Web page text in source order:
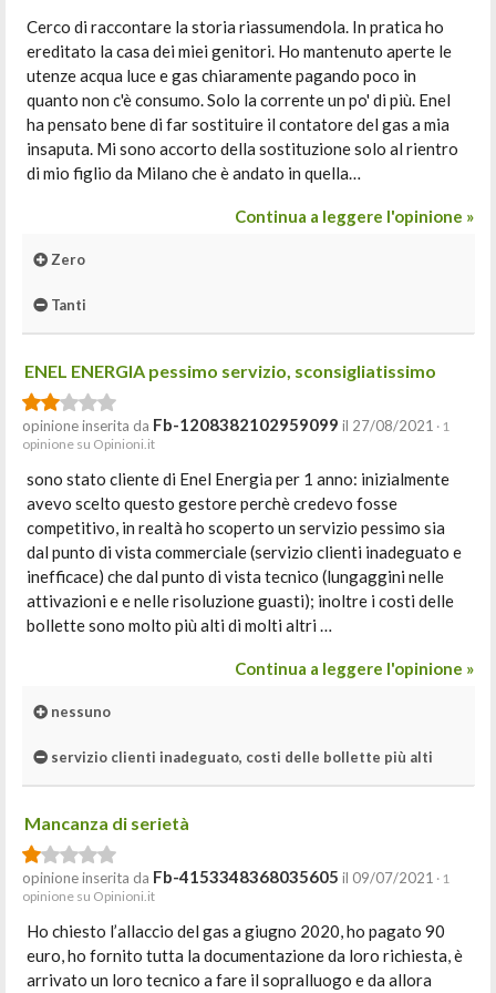
Cerco di raccontare la storia riassumendola. In pratica ho
ereditato la casa dei miei genitori. Ho mantenuto aperte le
utenze acqua luce e gas chiaramente pagando poco in
quanto non c'è consumo. Solo la corrente un po' di più. Enel
ha pensato bene di far sostituire il contatore del gas a mia
insaputa. Mi sono accorto della sostituzione solo al rientro
di mio figlio da Milano che è andato in quella…
Continua a leggere l'opinione »
Zero
Tanti
ENEL ENERGIA pessimo servizio, sconsigliatissimo
opinione inserita da Fb-1208382102959099 il 27/08/2021 · 1
opinione su Opinioni.it
sono stato cliente di Enel Energia per 1 anno: inizialmente
avevo scelto questo gestore perchè credevo fosse
competitivo, in realtà ho scoperto un servizio pessimo sia
dal punto di vista commerciale (servizio clienti inadeguato e
inefficace) che dal punto di vista tecnico (lungaggini nelle
attivazioni e e nelle risoluzione guasti); inoltre i costi delle
bollette sono molto più alti di molti altri …
Continua a leggere l'opinione »
nessuno
servizio clienti inadeguato, costi delle bollette più alti
Mancanza di serietà
opinione inserita da Fb-4153348368035605 il 09/07/2021 · 1
opinione su Opinioni.it
Ho chiesto l’allaccio del gas a giugno 2020, ho pagato 90
euro, ho fornito tutta la documentazione da loro richiesta, è
arrivato un loro tecnico a fare il sopralluogo e da allora